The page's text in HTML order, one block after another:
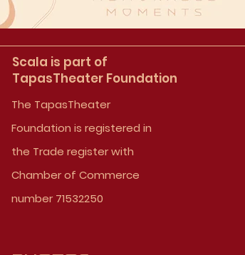
Scala is part of
TapasTheater Foundation
The TapasTheater
Foundation is registered in
the Trade register with
Chamber of Commerce
number 71532250